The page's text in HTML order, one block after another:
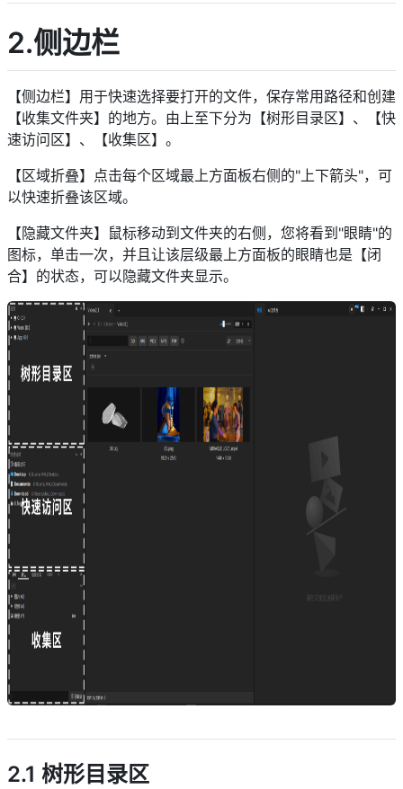
2.侧边栏
【侧边栏】用于快速选择要打开的文件，保存常用路径和创建
【收集文件夹】的地方。由上至下分为【树形目录区】、【快
速访问区】、【收集区】。
【区域折叠】点击每个区域最上方面板右侧的"上下箭头"，可
以快速折叠该区域。
【隐藏文件夹】鼠标移动到文件夹的右侧，您将看到"眼睛"的
图标，单击一次，并且让该层级最上方面板的眼睛也是【闭
合】的状态，可以隐藏文件夹显示。
descript
2.1 树形目录区